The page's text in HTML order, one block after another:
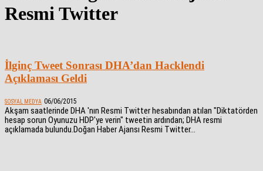
Resmi Twitter
İlginç Tweet Sonrası DHA’dan Hacklendi
Açıklaması Geldi
SOSYAL MEDYA 06/06/2015
Akşam saatlerinde DHA 'nın Resmi Twitter hesabından atılan "Diktatörden
hesap sorun Oyunuzu HDP'ye verin" tweetin ardından; DHA resmi
açıklamada bulundu.Doğan Haber Ajansı Resmi Twitter...